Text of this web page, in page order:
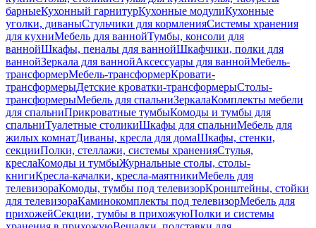
барныеКухонный гарнитурКухонные модулиКухонные
уголки, диваныСтульчики для кормленияСистемы хранения
для кухниМебель для ваннойТумбы, консоли для
ваннойШкафы, пеналы для ваннойШкафчики, полки для
ваннойЗеркала для ваннойАксессуары для ваннойМебель-
трансформерМебель-трансформерКровати-
трансформерыДетские кроватки-трансформерыСтолы-
трансформерыМебель для спальниЗеркалаКомплекты мебели
для спальниПрикроватные тумбыКомоды и тумбы для
спальниТуалетные столикиШкафы для спальниМебель для
жилых комнатДиваны, кресла для домаШкафы, стенки,
секцииПолки, стеллажи, системы храненияСтулья,
креслаКомоды и тумбыЖурнальные столы, столы-
книгиКресла-качалки, кресла-маятникиМебель для
телевизораКомоды, тумбы под телевизорКронштейны, стойки
для телевизораКаминокомплекты под телевизорМебель для
прихожейСекции, тумбы в прихожуюПолки и системы